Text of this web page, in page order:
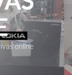
online